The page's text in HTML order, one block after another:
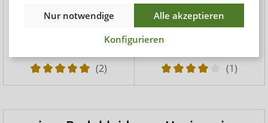
für Jungen
(2)
Inkontinenz-Badeanzug im
Set mit Sicherheitsslip
(1)
Nur notwendige
Alle akzeptieren
Konfigurieren